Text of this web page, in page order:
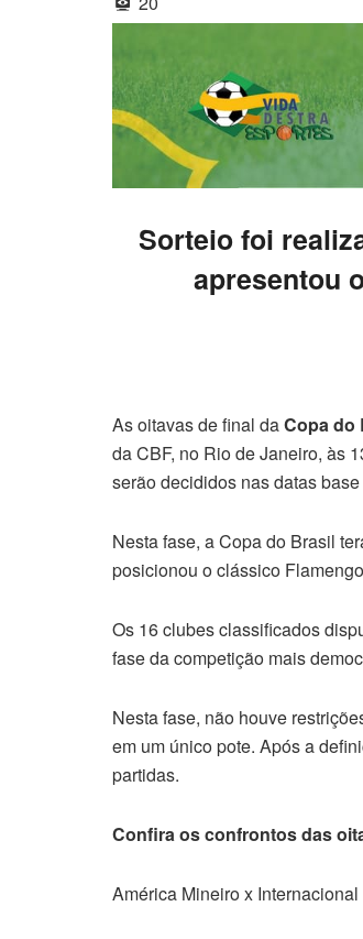
Sorteio foi
apresentou
As oitavas de final daCopa do
da CBF, no Rio de Janeiro, às
serão decididos nas datas
Nesta fase, a Copa do Brasil
posicionou o clássico
Os 16 clubes classificados
fase da competição mais
Nesta fase, não houve
em um único pote. Após a
partidas.
Confira os confrontos das
América Mineiro x Internacional